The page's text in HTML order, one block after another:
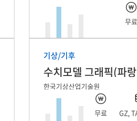
무료
기상/기후
수치모델 그래픽(파
한국기상산업기술원
무료 GZ,